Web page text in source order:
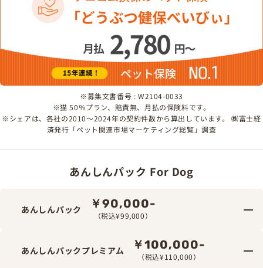
※募集文書番号 : W2104-0033
※猫 50％プラン、賠責無、月払の保険料です。
※シェアは、各社の2010～2024年の契約件数から算出しています。 ㈱富士経
済発行「ペット関連市場マーケティング総覧」調査
あんしんパック For Dog
あんしんパック ￥90,000-
（税込¥99,000）
あんしんパックプレミアム ￥100,000-
（税込¥110,000）